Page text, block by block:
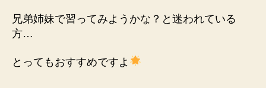
兄弟姉妹で習ってみようかな？と迷われている
方…
とってもおすすめですよ